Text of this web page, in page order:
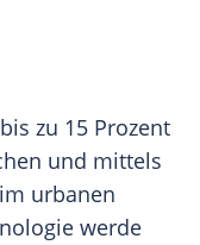
zu 15 Prozent
und mittels
urbanen
werde